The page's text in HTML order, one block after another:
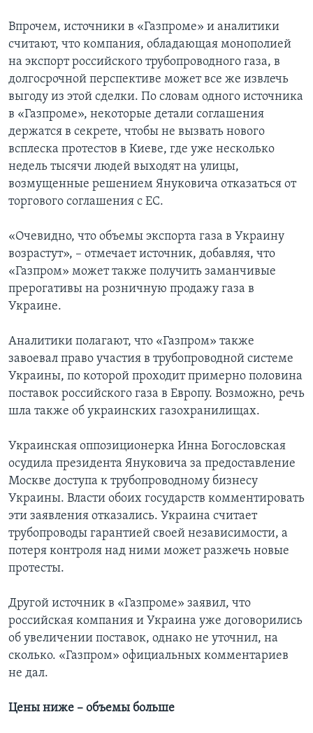
Впрочем, источники в «Газпроме» и аналитики
считают, что компания, обладающая монополией
на экспорт российского трубопроводного газа, в
долгосрочной перспективе может все же извлечь
выгоду из этой сделки. По словам одного источника
в «Газпроме», некоторые детали соглашения
держатся в секрете, чтобы не вызвать нового
всплеска протестов в Киеве, где уже несколько
недель тысячи людей выходят на улицы,
возмущенные решением Януковича отказаться от
торгового соглашения с ЕС.
«Очевидно, что объемы экспорта газа в Украину
возрастут», – отмечает источник, добавляя, что
«Газпром» может также получить заманчивые
прерогативы на розничную продажу газа в
Украине.
Аналитики полагают, что «Газпром» также
завоевал право участия в трубопроводной системе
Украины, по которой проходит примерно половина
поставок российского газа в Европу. Возможно, речь
шла также об украинских газохранилищах.
Украинская оппозиционерка Инна Богословская
осудила президента Януковича за предоставление
Москве доступа к трубопроводному бизнесу
Украины. Власти обоих государств комментировать
эти заявления отказались. Украина считает
трубопроводы гарантией своей независимости, а
потеря контроля над ними может разжечь новые
протесты.
Другой источник в «Газпроме» заявил, что
российская компания и Украина уже договорились
об увеличении поставок, однако не уточнил, на
сколько. «Газпром» официальных комментариев
не дал.
Цены ниже – объемы больше